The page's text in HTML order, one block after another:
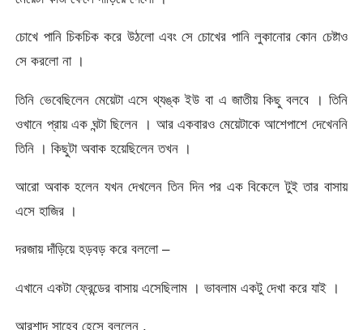
চোখে পানি চিকচিক করে উঠলো এবং সে চোখের পানি লুকানোর কোন চেষ্টাও
সে করলো না ।
তিনি ভেবেছিলেন মেয়েটা এসে থ্যঙ্ক ইউ বা এ জাতীয় কিছু বলবে । তিনি
ওখানে প্রায় এক ঘন্টা ছিলেন । আর একবারও মেয়েটাকে আশেপাশে দেখেননি
তিনি । কিছুটা অবাক হয়েছিলেন তখন ।
আরো অবাক হলেন যখন দেখলেন তিন দিন পর এক বিকেলে টুই তার বাসায়
এসে হাজির ।
দরজায় দাঁড়িয়ে হড়বড় করে বললো –
এখানে একটা ফ্রেন্ডের বাসায় এসেছিলাম । ভাবলাম একটু দেখা করে যাই ।
আরশাদ সাহেব হেসে বললেন ,